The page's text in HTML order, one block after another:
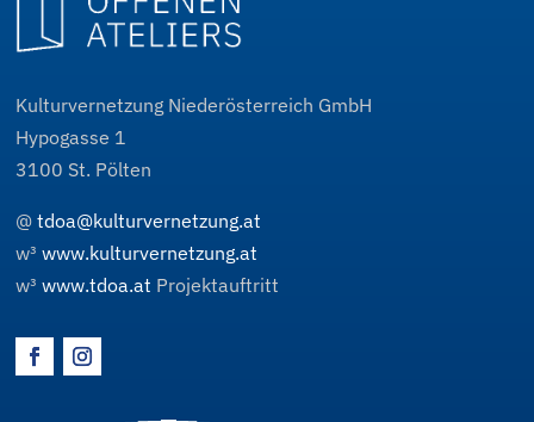
Kulturvernetzung Niederösterreich GmbH
Hypogasse 1
3100 St. Pölten
@tdoa@kulturvernetzung.at
w³www.kulturvernetzung.at
w³www.tdoa.at Projektauftritt